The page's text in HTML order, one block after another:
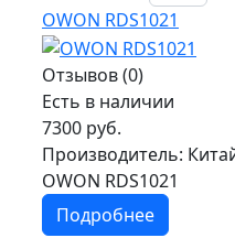
OWON RDS1021
Отзывов (0)
Есть в наличии
7300 руб.
Производитель:
OWON RDS1021
Подробнее